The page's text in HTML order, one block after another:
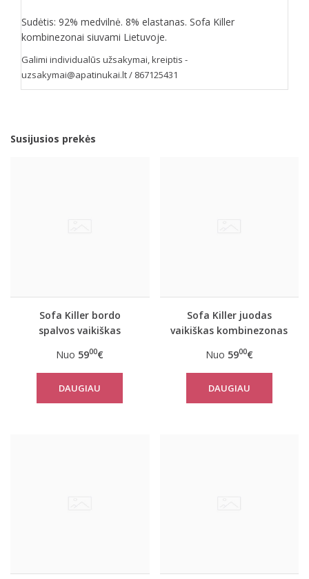
Sudėtis: 92% medvilnė. 8% elastanas. Sofa Killer
kombinezonai siuvami Lietuvoje.
Galimi individualūs užsakymai, kreiptis -
uzsakymai@apatinukai.lt / 867125431
Susijusios prekės
Sofa Killer bordo
spalvos vaikiškas
Nuo 5900€
DAUGIAU
Sofa Killer juodas
vaikiškas kombinezonas
Nuo 5900€
DAUGIAU